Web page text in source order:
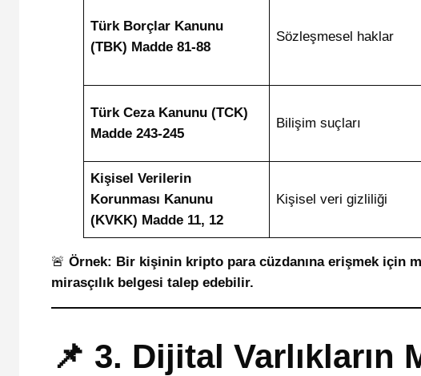
Türk Borçlar Kanunu
(TBK) Madde 81-88
Sözleşmesel haklar
Türk Ceza Kanunu (TCK)
Madde 243-245
Bilişim suçları
Kişisel Verilerin
Korunması Kanunu
(KVKK) Madde 11, 12
Kişisel veri gizliliği
🚨 Örnek: Bir kişinin kripto para cüzdanına erişmek için
mirasçılık belgesi talep edebilir.
📌 3. Dijital Varlıkların